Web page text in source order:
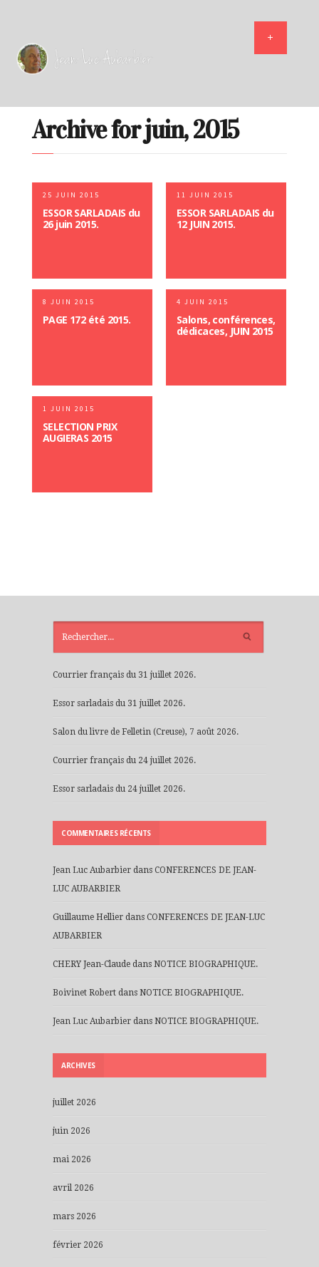
Archive for juin, 2015
25 JUIN 2015
ESSOR SARLADAIS du
26 juin 2015.
11 JUIN 2015
ESSOR SARLADAIS du
12 JUIN 2015.
8 JUIN 2015
PAGE 172 été 2015.
4 JUIN 2015
Salons, conférences,
dédicaces, JUIN 2015
1 JUIN 2015
SELECTION PRIX
AUGIERAS 2015
Courrier français du 31 juillet 2026.
Essor sarladais du 31 juillet 2026.
Salon du livre de Felletin (Creuse), 7 août 2026.
Courrier français du 24 juillet 2026.
Essor sarladais du 24 juillet 2026.
COMMENTAIRES RÉCENTS
Jean Luc Aubarbier dans CONFERENCES DE JEAN-
LUC AUBARBIER
Guillaume Hellier dans CONFERENCES DE JEAN-LUC
AUBARBIER
CHERY Jean-Claude dans NOTICE BIOGRAPHIQUE.
Boivinet Robert dans NOTICE BIOGRAPHIQUE.
Jean Luc Aubarbier dans NOTICE BIOGRAPHIQUE.
ARCHIVES
juillet 2026
juin 2026
mai 2026
avril 2026
mars 2026
février 2026